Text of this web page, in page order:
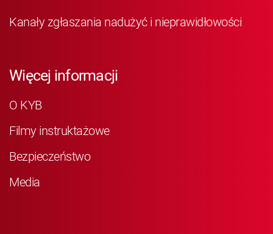
Kanały zgłaszania nadużyć i nieprawidłowości
Więcej informacji
O KYB
Filmy instruktażowe
Bezpieczeństwo
Media